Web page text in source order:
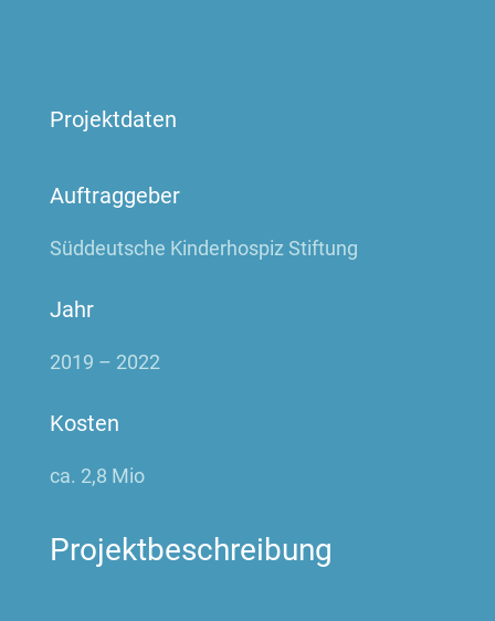
Projektdaten
Auftraggeber
Süddeutsche Kinderhospiz Stiftung
Jahr
2019 – 2022
Kosten
ca. 2,8 Mio
Projektbeschreibung